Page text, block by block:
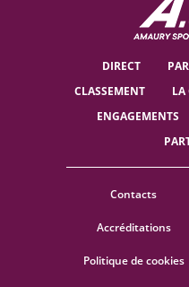
DIRECT
CLASSEMENT
LA
ENGAGEMENTS
Contacts
Accréditations
Politique de cookies